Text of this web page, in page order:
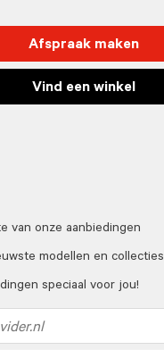
Afspraak maken
Vind een winkel
van onze aanbiedingen
modellen en collecties
speciaal voor jou!